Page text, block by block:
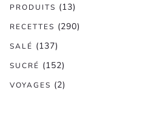
PRODUITS (13)
RECETTES (290)
SALÉ (137)
SUCRÉ (152)
VOYAGES (2)